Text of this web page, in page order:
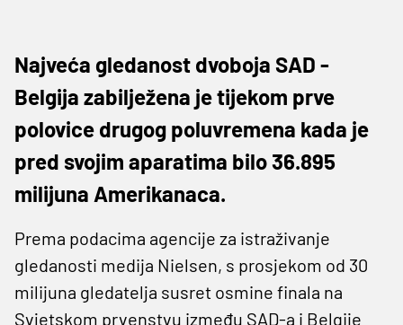
Najveća gledanost dvoboja SAD -
Belgija zabilježena je tijekom prve
polovice drugog poluvremena kada je
pred svojim aparatima bilo 36.895
milijuna Amerikanaca.
Prema podacima agencije za istraživanje
gledanosti medija Nielsen, s prosjekom od 30
milijuna gledatelja susret osmine finala na
Svjetskom prvenstvu između SAD-a i Belgije